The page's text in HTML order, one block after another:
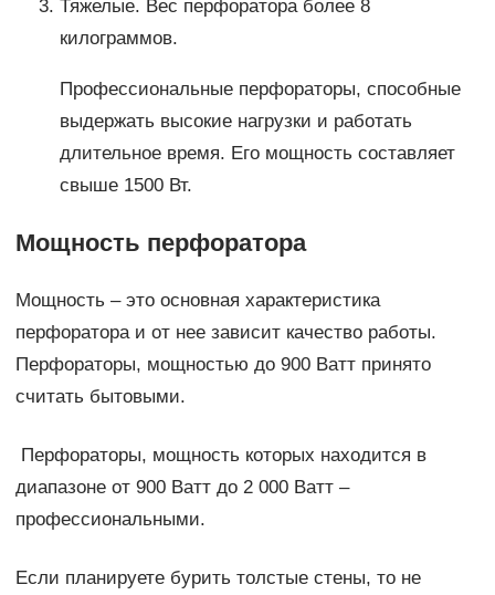
Тяжелые. Вес перфоратора более 8
килограммов.
Профессиональные перфораторы, способные
выдержать высокие нагрузки и работать
длительное время. Его мощность составляет
свыше 1500 Вт.
Мощность перфоратора
Мощность – это основная характеристика
перфоратора и от нее зависит качество работы.
Перфораторы, мощностью до 900 Ватт принято
считать бытовыми.
Перфораторы, мощность которых находится в
диапазоне от 900 Ватт до 2 000 Ватт –
профессиональными.
Если планируете бурить толстые стены, то не